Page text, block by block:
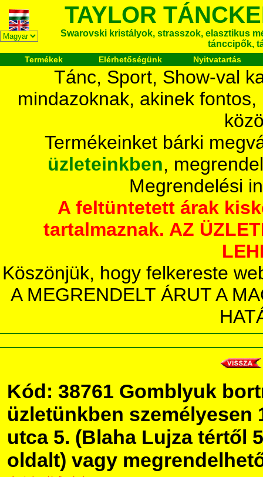
TAYLOR
Swarovski kristályok, strasszok, elasztikus
tánccipők,
Termékek Elérhetőségünk Nyitvatartás
Tánc, Sport, Show-val
mindazoknak, akinek
Termékeinket bárki
üzleteinkben,
Megrendelési
A feltüntetett árak
tartalmaznak. AZ
Köszönjük, hogy felkereste
A MEGRENDELT ÁRUT A
Kód: 38761 Gomblyuk
üzletünkben személyesen
utca 5. (Blaha Lujza tértől
oldalt) vagy